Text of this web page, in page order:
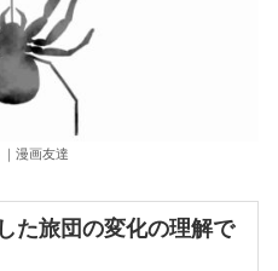
漫画友達
た旅団の変化の理解で